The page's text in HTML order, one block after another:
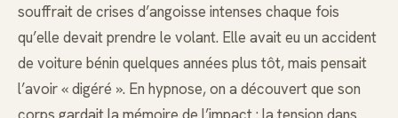
souffrait de crises d’angoisse intenses chaque fois
qu’elle devait prendre le volant. Elle avait eu un accident
de voiture bénin quelques années plus tôt, mais pensait
l’avoir « digéré ». En hypnose, on a découvert que son